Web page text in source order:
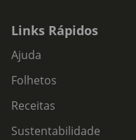
Links Rápidos
Ajuda
Folhetos
Receitas
Sustentabilidade